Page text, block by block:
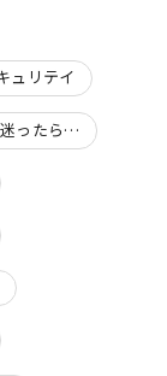
ュリテイ
迷ったら…